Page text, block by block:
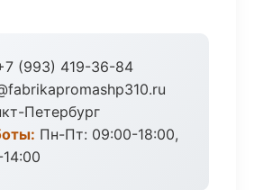
(993) 419-36-84
Петербург
Пн-Пт: 09:00-18:00,